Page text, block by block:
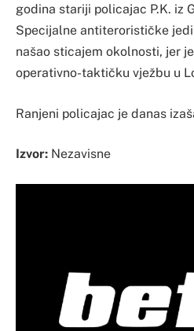
godina stariji policajac P.K. iz
Specijalne antiterorističke
našao sticajem okolnosti, jer
operativno-taktičku vježbu u
Ranjeni policajac je danas
Izvor: Nezavisne